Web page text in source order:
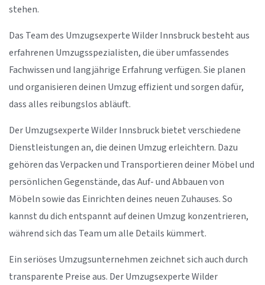
stehen.
Das Team des Umzugsexperte Wilder Innsbruck besteht aus
erfahrenen Umzugsspezialisten, die über umfassendes
Fachwissen und langjährige Erfahrung verfügen. Sie planen
und organisieren deinen Umzug effizient und sorgen dafür,
dass alles reibungslos abläuft.
Der Umzugsexperte Wilder Innsbruck bietet verschiedene
Dienstleistungen an, die deinen Umzug erleichtern. Dazu
gehören das Verpacken und Transportieren deiner Möbel und
persönlichen Gegenstände, das Auf- und Abbauen von
Möbeln sowie das Einrichten deines neuen Zuhauses. So
kannst du dich entspannt auf deinen Umzug konzentrieren,
während sich das Team um alle Details kümmert.
Ein seriöses Umzugsunternehmen zeichnet sich auch durch
transparente Preise aus. Der Umzugsexperte Wilder